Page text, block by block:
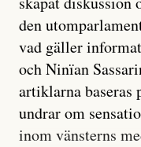
den
vad gäller
och Ninïan
artiklarna baseras
undrar om
inom vänsterns